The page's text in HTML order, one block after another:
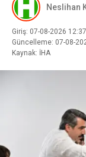
Neslihan
Giriş: 07-08-2026 12:37
Güncelleme: 07-08-
Kaynak: İHA